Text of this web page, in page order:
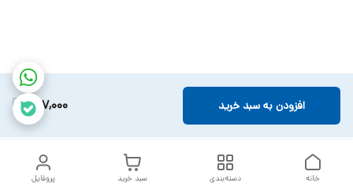
317,000 افزودن به سبد خرید
پروفایل سبد خرید دسته‌بندی خانه